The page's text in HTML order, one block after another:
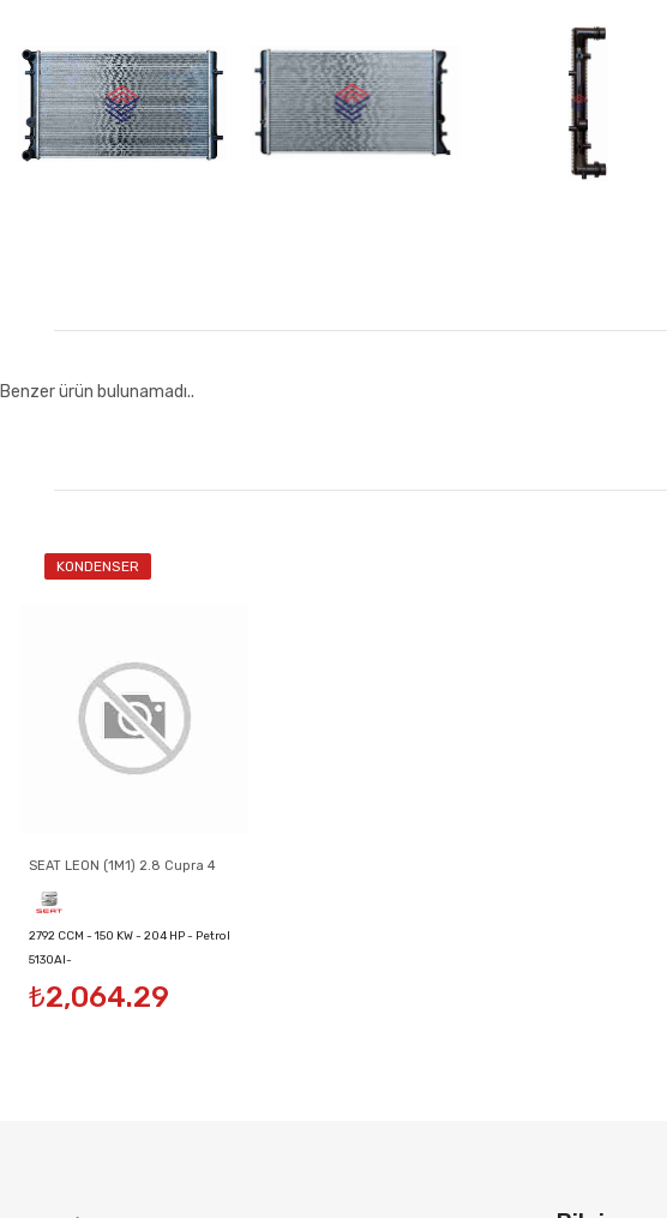
Benzer ürün bulunamadı..
KONDENSER
SEAT LEON (1M1) 2.8 Cupra 4
2792 CCM - 150 KW - 204 HP - Petrol
5130AI-
1J0820411B/1J0820411D/1J0820413A
₺2,064.29